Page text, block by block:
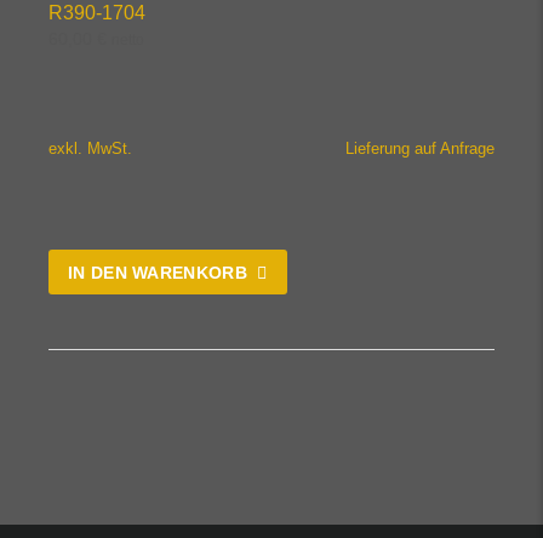
R390-1704
exkl. MwSt. Lieferung auf Anfrage
IN DEN WARENKORB